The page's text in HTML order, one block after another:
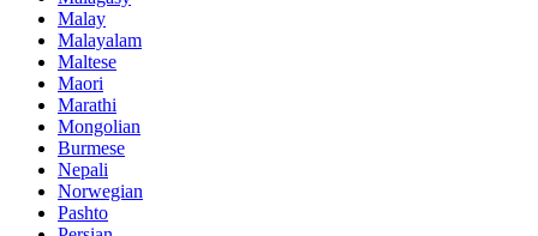
Malay
Malayalam
Maltese
Maori
Marathi
Mongolian
Burmese
Nepali
Norwegian
Pashto